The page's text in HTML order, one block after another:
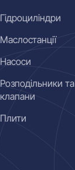
Гідроциліндри
Маслостанції
Насоси
Розподільники та
клапани
Плити